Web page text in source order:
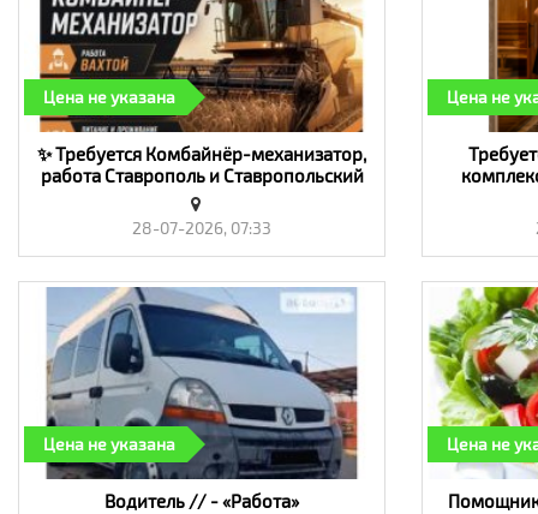
Цена не указана
✨ Требуется Комбайнёр-механизатор,
работа Ставрополь и Ставропольский
край, ЮФО🌟 - «Работа»
28-07-2026, 07:33
Цена не
Цена не указана
Водитель // - «Работа»
Цена не
Помощник